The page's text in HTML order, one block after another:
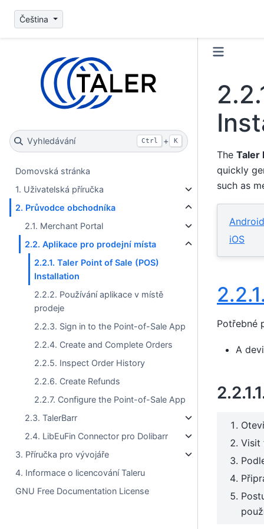
Čeština
Vyhledávání Ctrl + K
Domovská stránka
1. Uživatelská příručka
2. Průvodce obchodníka
2.1. Merchant Portal
2.2. Aplikace pro prodejní místa
2.2.1. Taler Point of Sale (POS)
Installation
2.2.2. Používání aplikace v místě
prodeje
2.2.3. Sign in to the Point-of-Sale App
2.2.4. Create and Complete Orders
2.2.5. Inspect Order History
2.2.6. Create Refunds
2.2.7. Configure the Point-of-Sale App
2.3. TalerBarr
2.4. LibEuFin Connector pro Dolibarr
3. Příručka pro vývojáře
4. Informace o licencování Taleru
GNU Free Documentation License
The Taler
quickly
such as
Android
iOS
Potřebné
A
Visit